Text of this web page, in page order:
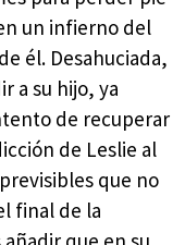
un infierno del
él. Desahuciada,
a su hijo, ya
de recuperar
de Leslie al
que no
final de la